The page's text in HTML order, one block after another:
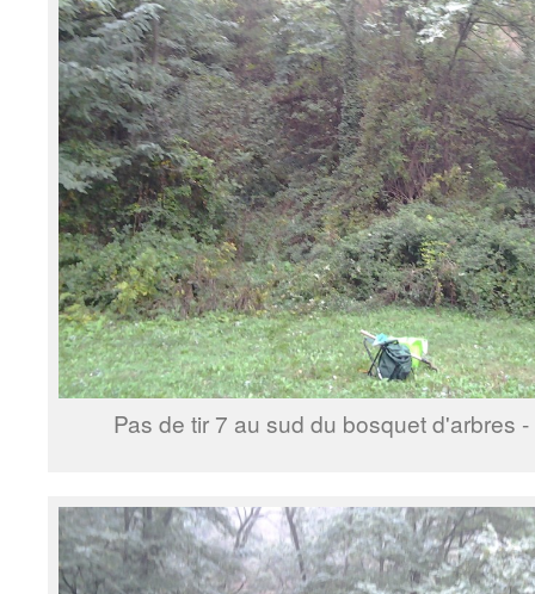
Pas de tir 7 au sud du bosquet d'arbres